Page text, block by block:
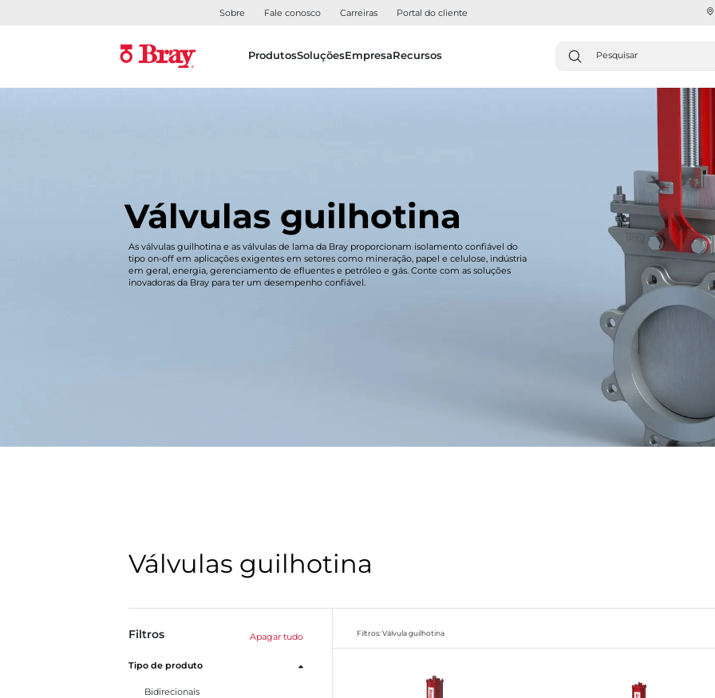
Sobre Fale conosco Carreiras Portal do cliente
ProdutosSoluçõesEmpresaRecursos
Válvulas guilhotina
As válvulas guilhotina e as válvulas de lama da Bray proporcionam isolamento confiável do
tipo on-off em aplicações exigentes em setores como mineração, papel e celulose, indústria
em geral, energia, gerenciamento de efluentes e petróleo e gás. Conte com as soluções
inovadoras da Bray para ter um desempenho confiável.
Válvulas guilhotina
Filtros Apagar tudo
Tipo de produto
Bidirecionais
Filtros: Válvula guilhotina